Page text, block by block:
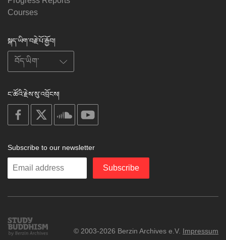
Courses
སྐད་ཡིག་བརྗེ་པོ་རྒྱོབ།
ང་ཚོའི་རྗེས་སུ་འབྲོངས།
on
facebook
soundcloud
Subscribe to our newsletter
Enter
Subscribe
Study
Buddhism
© 2003-2026 Berzin Archives e.V. Impressum